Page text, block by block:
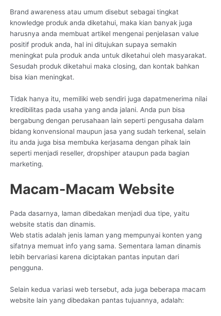
Brand awareness atau umum disebut sebagai tingkat
knowledge produk anda diketahui, maka kian banyak juga
harusnya anda membuat artikel mengenai penjelasan value
positif produk anda, hal ini ditujukan supaya semakin
meningkat pula produk anda untuk diketahui oleh masyarakat.
Sesudah produk diketahui maka closing, dan kontak bahkan
bisa kian meningkat.
Tidak hanya itu, memiliki web sendiri juga dapatmenerima nilai
kredibilitas pada usaha yang anda jalani. Anda pun bisa
bergabung dengan perusahaan lain seperti pengusaha dalam
bidang konvensional maupun jasa yang sudah terkenal, selain
itu anda juga bisa membuka kerjasama dengan pihak lain
seperti menjadi reseller, dropshiper ataupun pada bagian
marketing.
Macam-Macam Website
Pada dasarnya, laman dibedakan menjadi dua tipe, yaitu
website statis dan dinamis.
Web statis adalah jenis laman yang mempunyai konten yang
sifatnya memuat info yang sama. Sementara laman dinamis
lebih bervariasi karena diciptakan pantas inputan dari
pengguna.
Selain kedua variasi web tersebut, ada juga beberapa macam
website lain yang dibedakan pantas tujuannya, adalah: